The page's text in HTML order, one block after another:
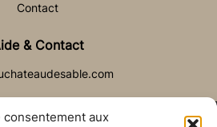
consentement aux
Contact
& Contact